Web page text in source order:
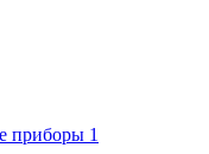
приборы 1